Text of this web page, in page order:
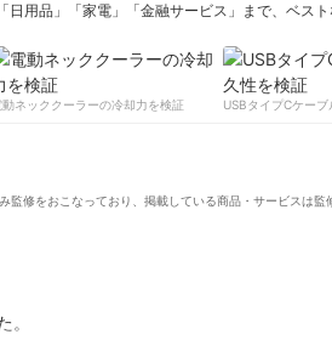
日用品」「家電」「金融サービス」まで、ベス
制作チームのプロフィール
ネッククーラーの冷却力を検証
USBタイプCケーブ
監修をおこなっており、掲載している商品・サービスは監
。